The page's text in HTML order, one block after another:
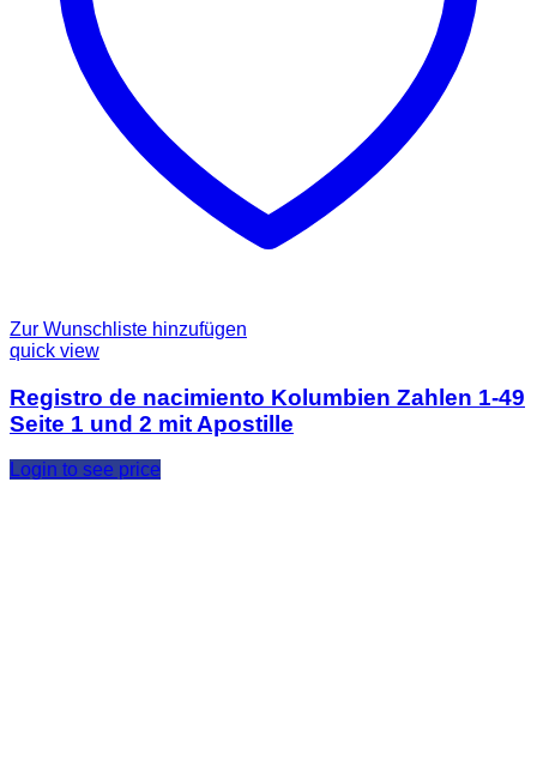
Zur Wunschliste hinzufügen
quick view
Registro de nacimiento Kolumbien Zahlen 1-49
Seite 1 und 2 mit Apostille
Login to see price